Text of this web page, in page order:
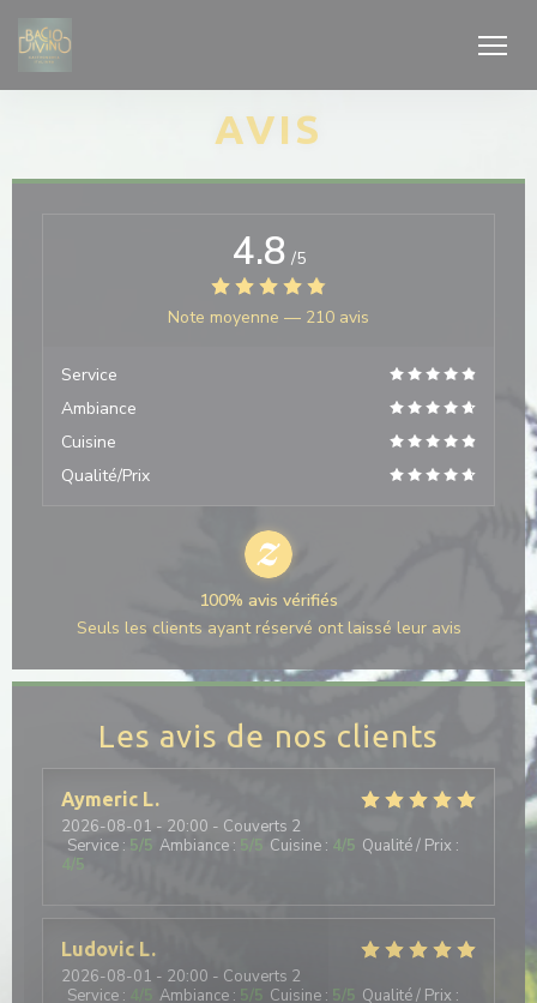
Personnalisation de vos choix en matière de cookies
AVIS
Les avis de nos clients
Aymeric L
2026-08-01 - 20:00 - Couverts 2
Service : 5/5 Ambiance : 5/5 Cuisine : 4/5 Qualité / Prix :
4/5
Ludovic L
2026-08-01 - 20:00 - Couverts 2
Service : /5 Ambiance : 5/5 Cuisine : 5/5 Qualité / Prix :
4.8 /5
Note moyenne — 210 avis
Service
Ambiance
Cuisine
Qualité/Prix
100% avis vérifiés
Seuls les clients ayant réservé ont laissé leur avis